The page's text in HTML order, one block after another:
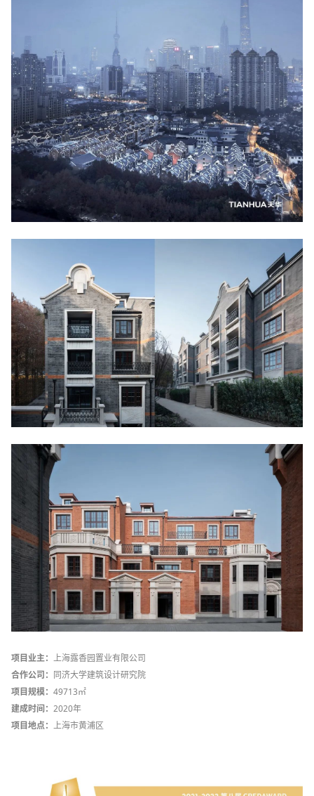
项目业主： 上海露香园置业有限公司
合作公司： 同济大学建筑设计研究院
项目规模： 49713㎡
建成时间： 2020年
项目地点： 上海市黄浦区